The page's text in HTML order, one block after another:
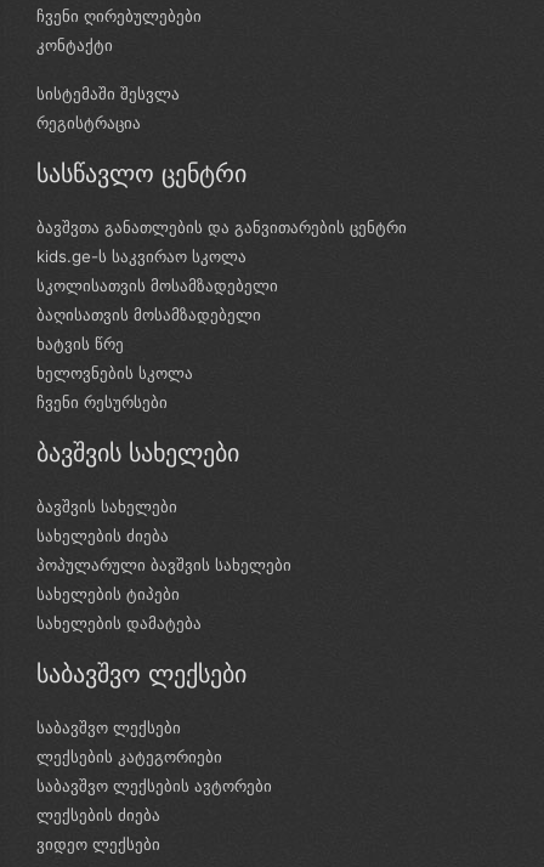
ჩვენი ღირებულებები
კონტაქტი
სისტემაში შესვლა
რეგისტრაცია
სასწავლო ცენტრი
ბავშვთა განათლების და განვითარების ცენტრი
kids.ge-ს საკვირაო სკოლა
სკოლისათვის მოსამზადებელი
ბაღისათვის მოსამზადებელი
ხატვის წრე
ხელოვნების სკოლა
ჩვენი რესურსები
ბავშვის სახელები
ბავშვის სახელები
სახელების ძიება
პოპულარული ბავშვის სახელები
სახელების ტიპები
სახელების დამატება
საბავშვო ლექსები
საბავშვო ლექსები
ლექსების კატეგორიები
საბავშვო ლექსების ავტორები
ლექსების ძიება
ვიდეო ლექსები